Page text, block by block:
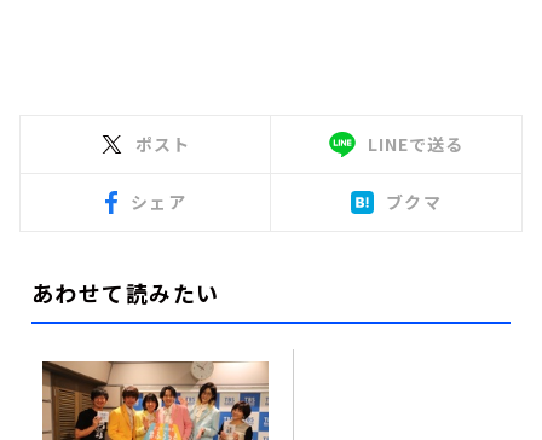
ポスト LINEで送る
シェア ブクマ
あわせて読みたい